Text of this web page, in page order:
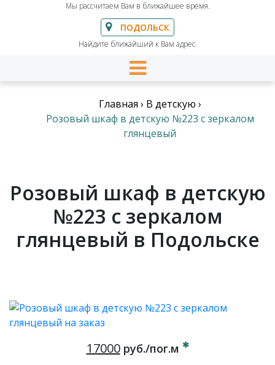
Мы рассчитаем Вам в ближайшее время.
ПОДОЛЬСК
Найдите ближайший к Вам адрес.
Главная › В детскую ›
Розовый шкаф в детскую №223 с зеркалом
глянцевый
Розовый шкаф в детскую
№223 с зеркалом
глянцевый в Подольске
17000руб./пог.м